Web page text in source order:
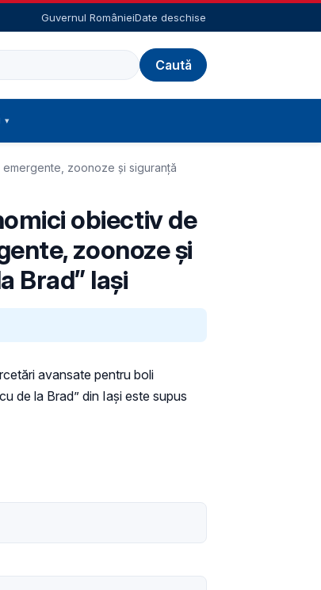
Guvernul RomânieiDate deschise
zoonoze și siguranță
obiectiv de
zoonoze și
Brad” Iași
avansate pentru boli
de la Brad” din Iași este supus